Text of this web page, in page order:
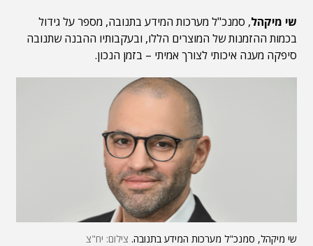
שי מיקהל, סמנכ"ל מערכות המידע בתנובה, מספר על גידול
בכמות ההזמנות של המוצרים הללו, ובעקבותיו ההבנה שתנובה
סיפקה מענה איכותי לצורך אמיתי – בזמן הנכון.
שי מיקהל, סמנכ"ל מערכות המידע בתנובה. צילום: יח"צ